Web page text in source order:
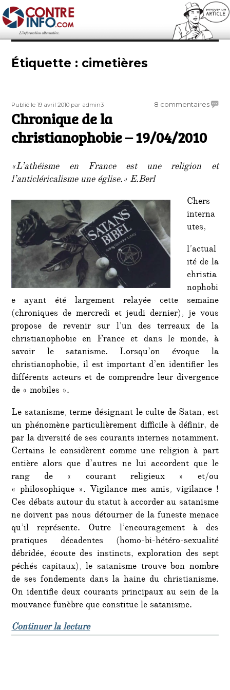
Contre-Info
Étiquette : cimetières
Publié
le
Publié le 19 avril 2010 Auteur
par admin3 8 commentairessur
19/
Chronique de la
christianophobie – 19/04/2010
«L’athéisme en France est une religion et
l’anticléricalisme une église.» E.Berl
Chers
interna
utes,
l’actual
ité de la
christia
nophobi
e ayant été largement relayée cette semaine
(chroniques de mercredi et jeudi dernier), je vous
propose de revenir sur l’un des terreaux de la
christianophobie en France et dans le monde, à
savoir le satanisme. Lorsqu’on évoque la
christianophobie, il est important d’en identifier les
différents acteurs et de comprendre leur divergence
de « mobiles ».
Le satanisme, terme désignant le culte de Satan, est
un phénomène particulièrement difficile à définir, de
par la diversité de ses courants internes notamment.
Certains le considèrent comme une religion à part
entière alors que d’autres ne lui accordent que le
rang de « courant religieux » et/ou
« philosophique ». Vigilance mes amis, vigilance !
Ces débats autour du statut à accorder au satanisme
ne doivent pas nous détourner de la funeste menace
qu’il représente. Outre l’encouragement à des
pratiques décadentes (homo-bi-hétéro-sexualité
débridée, écoute des instincts, exploration des sept
péchés capitaux), le satanisme trouve bon nombre
de ses fondements dans la haine du christianisme.
On identifie deux courants principaux au sein de la
mouvance funèbre que constitue le satanisme.
Continuer la lecturede « Chronique de la